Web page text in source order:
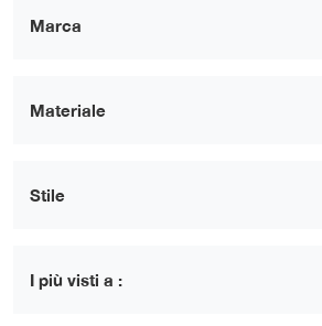
Marca
Materiale
Stile
I più visti a :